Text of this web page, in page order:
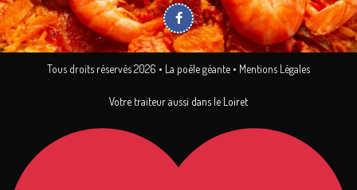
F
a
c
e
b
o
o
-
Tous droits réservés 2026 • La poêle géante • Mentions Légales
Votre traiteur aussi dans le Loiret